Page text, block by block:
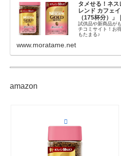
タメせる！ネ
レンド カフェ
（175杯分）
試供品や新商品が
チコミサイト！お
もたまる♪
www.moratame.net
amazon